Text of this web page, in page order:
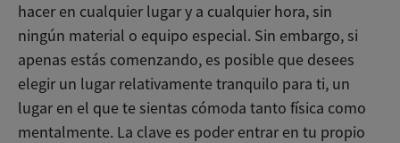
hacer en cualquier lugar y a cualquier hora, sin
ningún material o equipo especial. Sin embargo, si
apenas estás comenzando, es posible que desees
elegir un lugar relativamente tranquilo para ti, un
lugar en el que te sientas cómoda tanto física como
mentalmente. La clave es poder entrar en tu propio